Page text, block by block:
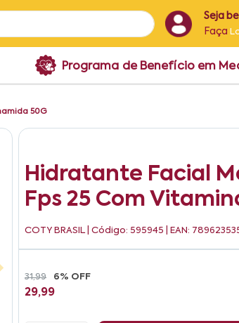
Seja
Faça
Programa de Benefício em
50G
Hidratante Facial
Fps 25 Com
COTY BRASIL | Código: 595945 | EAN:
31,99 6% OFF
29,99